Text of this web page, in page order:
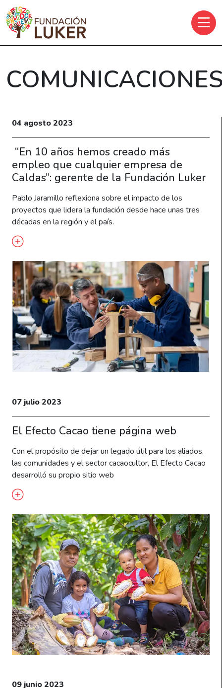
Skip to main content
04 agosto 2023
“En 10 años hemos creado más
empleo que cualquier empresa de
Caldas”: gerente de la Fundación Luker
Pablo Jaramillo reflexiona sobre el impacto de los
proyectos que lidera la fundación desde hace unas tres
décadas en la región y el país.
07 julio 2023
El Efecto Cacao tiene página web
Con el propósito de dejar un legado útil para los aliados,
las comunidades y el sector cacaocultor, El Efecto Cacao
desarrolló su propio sitio web
09 junio 2023